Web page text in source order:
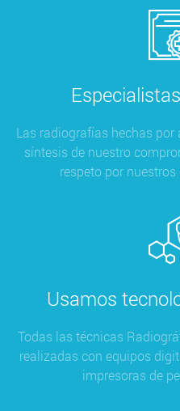
Las radiografías hechas
síntesis de nuestro
respeto por nuestros
Usamos
Todas las técnicas
realizadas con equipos
impresoras de